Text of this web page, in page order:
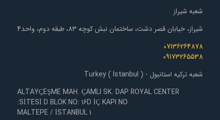
شعبه شیراز
شیراز، خیابان قصر دشت، ساختمان نبش کوچه 83، طبقه دوم، واحد4
07136264878
09173265538
شعبه ترکیه استانبول - Turkey ( Istanbul )
ALTAYÇEŞME MAH. ÇAMLI SK. DAP ROYAL CENTER
SİTESİ D BLOK NO: 16D İÇ KAPI NO:
1 MALTEPE / İSTANBUL